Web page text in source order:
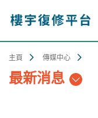
內
主頁 傳媒中心
最新消息